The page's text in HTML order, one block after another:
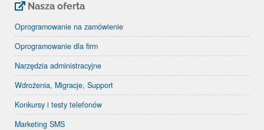
Nasza oferta
Oprogramowanie na zamówienie
Oprogramowanie dla firm
Narzędzia administracyjne
Wdrożenia, Migracje, Support
Konkursy i testy telefonów
Marketing SMS